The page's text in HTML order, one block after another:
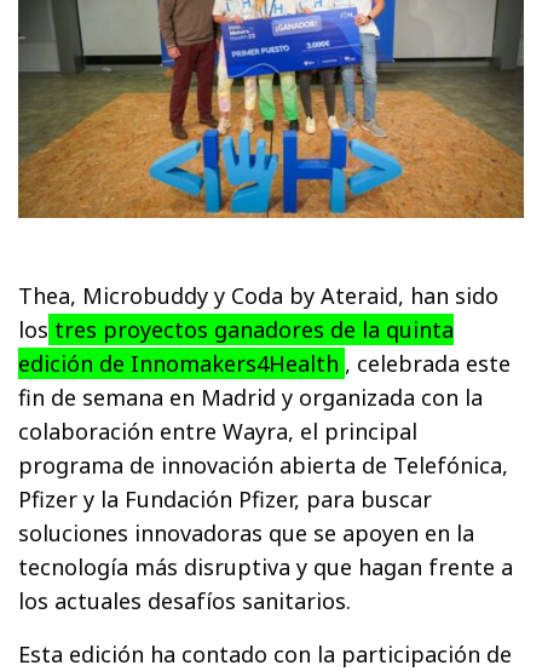
Thea, Microbuddy y Coda by Ateraid, han sido
los tres proyectos ganadores de la quinta
edición de Innomakers4Health , celebrada este
fin de semana en Madrid y organizada con la
colaboración entre Wayra, el principal
programa de innovación abierta de Telefónica,
Pfizer y la Fundación Pfizer, para buscar
soluciones innovadoras que se apoyen en la
tecnología más disruptiva y que hagan frente a
los actuales desafíos sanitarios.
Esta edición ha contado con la participación de